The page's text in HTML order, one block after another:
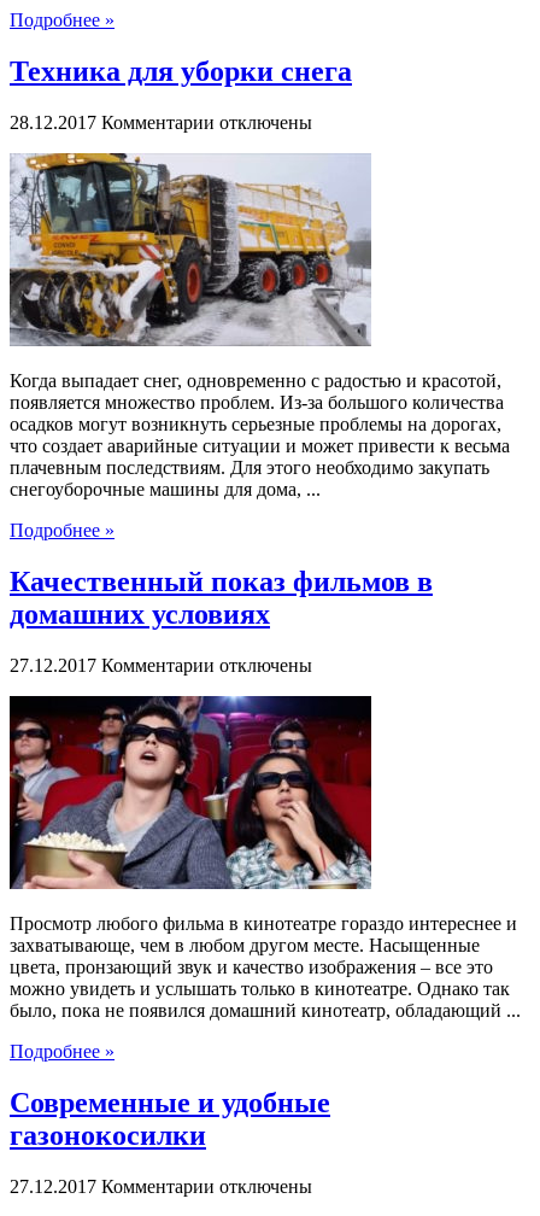
Подробнее »
Техника для уборки снега
28.12.2017 Комментарии к
для
уборки
снега
отключены
Когда выпадает снег, одновременно с радостью и красотой,
появляется множество проблем. Из-за большого количества
осадков могут возникнуть серьезные проблемы на дорогах,
что создает аварийные ситуации и может привести к весьма
плачевным последствиям. Для этого необходимо закупать
снегоуборочные машины для дома, ...
Подробнее »
Качественный показ фильмов в
домашних условиях
27.12.2017 Комментарии к
Качественный
показ
фильмов
в
домашних
условиях
отключены
Просмотр любого фильма в кинотеатре гораздо интереснее и
захватывающе, чем в любом другом месте. Насыщенные
цвета, пронзающий звук и качество изображения – все это
можно увидеть и услышать только в кинотеатре. Однако так
было, пока не появился домашний кинотеатр, обладающий ...
Подробнее »
Современные и удобные
газонокосилки
27.12.2017 Комментарии котключены